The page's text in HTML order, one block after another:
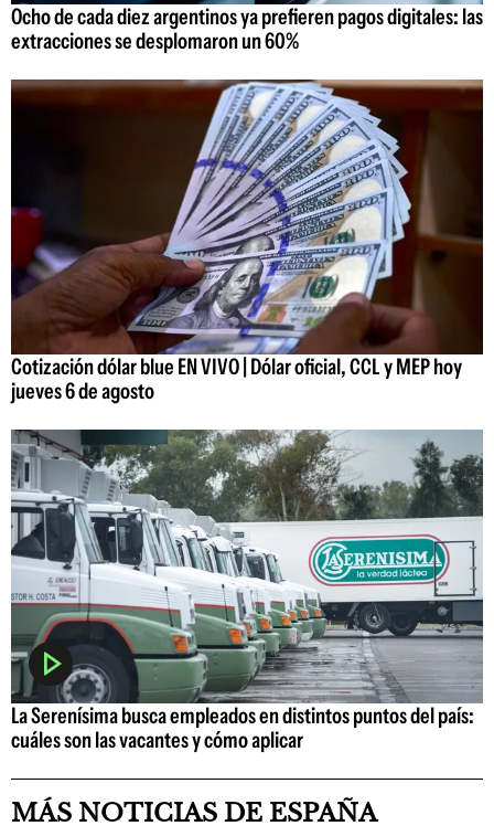
Ocho de cada diez argentinos ya prefieren pagos digitales: las
extracciones se desplomaron un 60%
Cotización dólar blue EN VIVO | Dólar oficial, CCL y MEP hoy
jueves 6 de agosto
La Serenísima busca empleados en distintos puntos del país:
cuáles son las vacantes y cómo aplicar
MÁS NOTICIAS DE ESPAÑA